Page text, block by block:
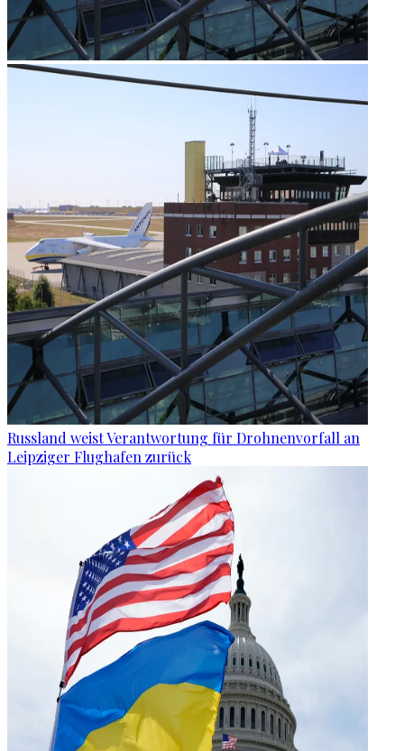
Russland weist Verantwortung für Drohnenvorfall an
Leipziger Flughafen zurück